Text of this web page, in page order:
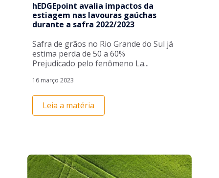
hEDGEpoint avalia impactos da
estiagem nas lavouras gaúchas
durante a safra 2022/2023
Safra de grãos no Rio Grande do Sul já
estima perda de 50 a 60%
Prejudicado pelo fenômeno La...
16 março 2023
Leia a matéria